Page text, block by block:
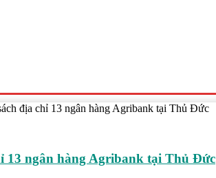
địa chỉ 13 ngân hàng Agribank tại Thủ Đức
13 ngân hàng Agribank tại Thủ Đức